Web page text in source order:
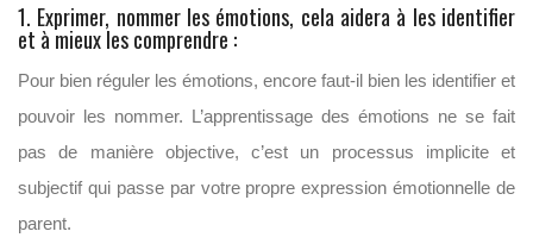
1. Exprimer, nommer les émotions, cela aidera à les identifier
et à mieux les comprendre :
Pour bien réguler les émotions, encore faut-il bien les identifier et
pouvoir les nommer. L’apprentissage des émotions ne se fait
pas de manière objective, c’est un processus implicite et
subjectif qui passe par votre propre expression émotionnelle de
parent.